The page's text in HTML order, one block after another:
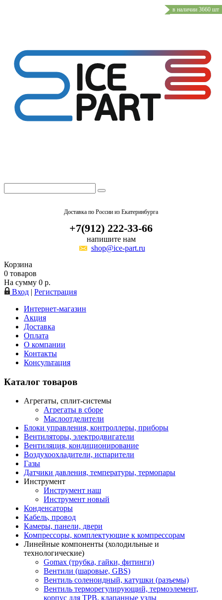
Доставка по России из Екатеринбурга
+7(912) 222-33-66
напишите нам
shop@ice-part.ru
Корзина
0 товаров
На сумму 0 р.
Вход | Регистрация
Интернет-магазин
Акция
Доставка
Оплата
О компании
Контакты
Консультация
Каталог товаров
Агрегаты, сплит-системы
Агрегаты в сборе
Маслоотделители
Блоки управления, контроллеры, приборы
Вентиляторы, электродвигатели
Вентиляция, кондиционирование
Воздухоохладители, испарители
Газы
Датчики давления, температуры, термопары
Инструмент
Инструмент наш
Инструмент новый
Конденсаторы
Кабель, провод
Камеры, панели, двери
Компрессоры, комплектующие к компрессорам
Линейные компоненты (холодильные и
технологические)
Gomax (трубка, гайки, фитинги)
Вентили (шаровые, GBS)
Вентиль соленоидный, катушки (разъемы)
Вентиль терморегулирующий, термоэлемент,
корпус для ТРВ, клапанные узлы
в наличии 3660 шт